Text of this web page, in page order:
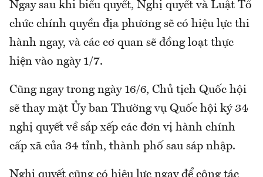
Ngay sau khi biểu quyết, Nghị quyết và Luật Tổ
chức chính quyền địa phương sẽ có hiệu lực thi
hành ngay, và các cơ quan sẽ đồng loạt thực
hiện vào ngày 1/7.
Cũng ngay trong ngày 16/6, Chủ tịch Quốc hội
sẽ thay mặt Ủy ban Thường vụ Quốc hội ký 34
nghị quyết về sắp xếp các đơn vị hành chính
cấp xã của 34 tỉnh, thành phố sau sáp nhập.